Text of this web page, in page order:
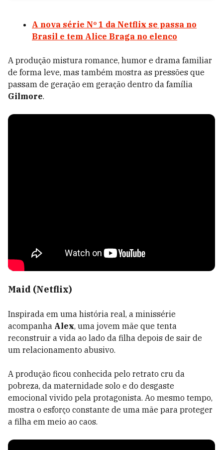
A nova série Nº 1 da Netflix se passa no
Brasil e tem Alice Braga no elenco
A produção mistura romance, humor e drama familiar
de forma leve, mas também mostra as pressões que
passam de geração em geração dentro da família
Gilmore.
Maid (Netflix)
Inspirada em uma história real, a minissérie
acompanha Alex, uma jovem mãe que tenta
reconstruir a vida ao lado da filha depois de sair de
um relacionamento abusivo.
A produção ficou conhecida pelo retrato cru da
pobreza, da maternidade solo e do desgaste
emocional vivido pela protagonista. Ao mesmo tempo,
mostra o esforço constante de uma mãe para proteger
a filha em meio ao caos.